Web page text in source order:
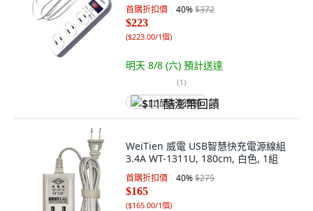
首購折扣價 40%$372
$223
($223.00/1個)
明天 8/8 (六) 預計送達
(1)
$11 酷澎幣回饋
WeiTien 威電 USB智慧快充電源線組
3.4A WT-1311U, 180cm, 白色, 1組
首購折扣價 40%$275
$165
($165.00/1個)